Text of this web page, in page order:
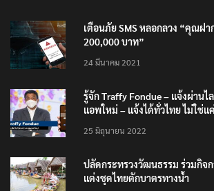
เตือนภัย SMS หลอกลวง “คุณฝา
200,000 บาท”
24 มีนาคม 2021
รู้จัก Traffy Fondue – แจ้งผ่านไ
แอพใหม่ – แจ้งได้ทั่วไทย ไม่ใช่แ
25 มิถุนายน 2022
ปลัดกระทรวงวัฒนธรรม ร่วมกิจก
แต่งชุดไทยตักบาตรทางน้ำ